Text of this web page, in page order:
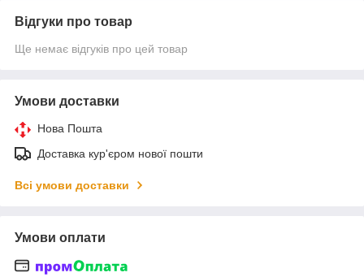
Відгуки про товар
Ще немає відгуків про цей товар
Умови доставки
Нова Пошта
Доставка кур'єром нової пошти
Всі умови доставки
Умови оплати